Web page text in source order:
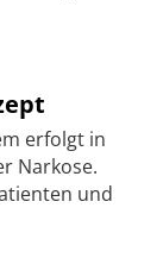
erfolgt in
Narkose.
und